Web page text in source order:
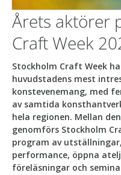
Årets aktörer
Craft Week
Stockholm Craft Week
huvudstadens mest
konstevenemang, med
av samtida
hela regionen. Mellan
genomförs Stockholm
program av
performance, öppna
föreläsningar och